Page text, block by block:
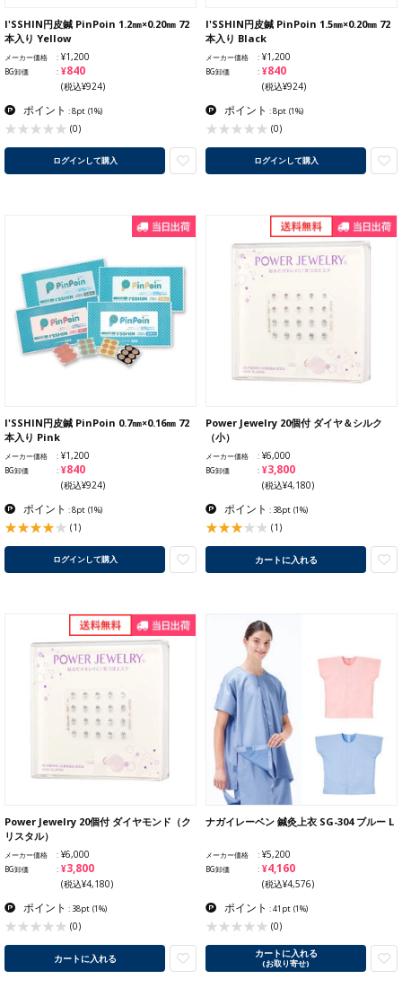
I'SSHIN円皮鍼 PinPoin 1.2㎜×0.20㎜ 72
本入り Yellow
メーカー価格 ¥1,200
BG卸価 ¥840
(税込¥924)
ポイント : 8pt (1%)
(0)
ログインして購入
I'SSHIN円皮鍼 PinPoin 1.5㎜×0.20㎜ 72
本入り Black
メーカー価格 ¥1,200
BG卸価 ¥840
(税込¥924)
ポイント : 8pt (1%)
(0)
ログインして購入
I'SSHIN円皮鍼 PinPoin 0.7㎜×0.16㎜ 72
本入り Pink
メーカー価格 ¥1,200
BG卸価 ¥840
(税込¥924)
ポイント : 8pt (1%)
(1)
ログインして購入
Power Jewelry 20個付 ダイヤ＆シルク
（小）
メーカー価格 ¥6,000
BG卸価 ¥3,800
(税込¥4,180)
ポイント : 38pt (1%)
(1)
カートに入れる
Power Jewelry 20個付 ダイヤモンド（ク
リスタル）
メーカー価格 ¥6,000
BG卸価 ¥3,800
(税込¥4,180)
ポイント : 38pt (1%)
(0)
カートに入れる
ナガイレーベン 鍼灸上衣 SG-304 ブルー L
メーカー価格 ¥5,200
BG卸価 ¥4,160
(税込¥4,576)
ポイント : 41pt (1%)
(0)
カートに入れる
(お取り寄せ)